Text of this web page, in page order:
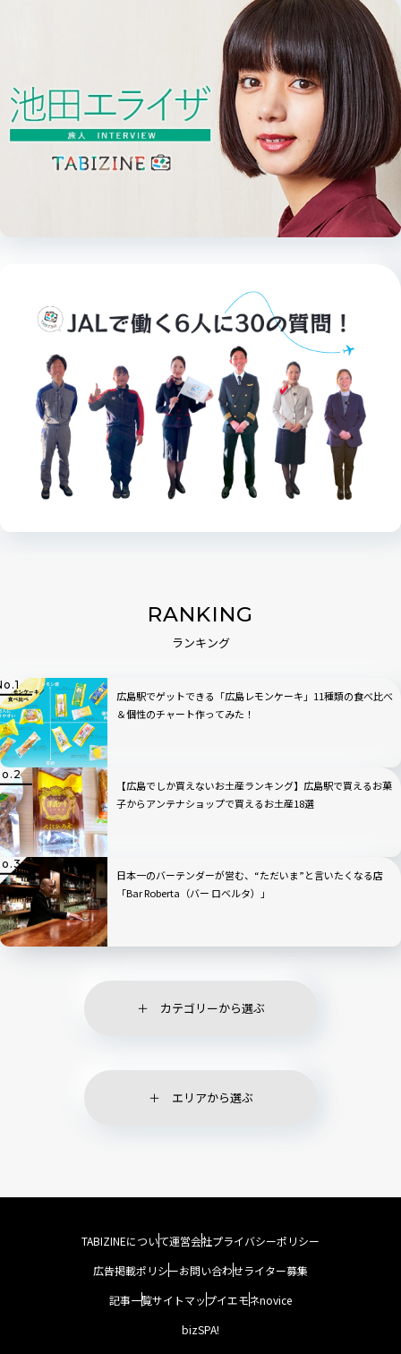
RANKING
ランキング
広島駅でゲットできる「広島レモンケーキ」11種類の食べ比べ
＆個性のチャート作ってみた！
【広島でしか買えないお土産ランキング】広島駅で買えるお菓
子からアンテナショップで買えるお土産18選
日本一のバーテンダーが営む、“ただいま”と言いたくなる店
「Bar Roberta（バー ロベルタ）」
カテゴリーから選ぶ
エリアから選ぶ
TABIZINEについて運営会社プライバシーポリシー
広告掲載ポリシーお問い合わせライター募集
記事一覧サイトマップイエモネnovice
bizSPA!